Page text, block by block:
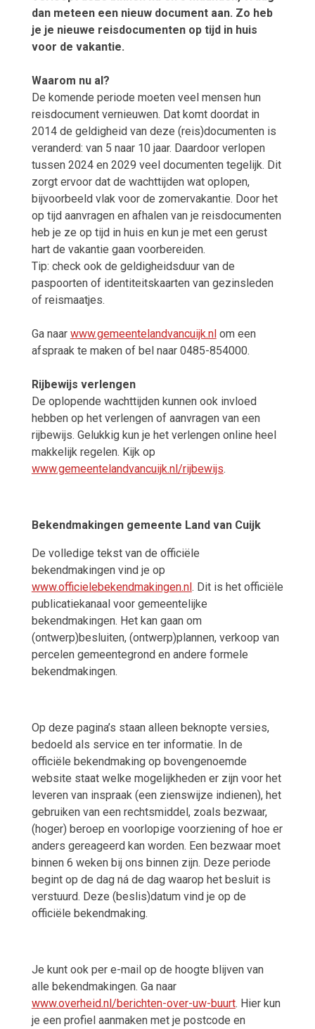
dan meteen een nieuw document aan. Zo heb
je je nieuwe reisdocumenten op tijd in huis
voor de vakantie.
Waarom nu al?
De komende periode moeten veel mensen hun
reisdocument vernieuwen. Dat komt doordat in
2014 de geldigheid van deze (reis)documenten is
veranderd: van 5 naar 10 jaar. Daardoor verlopen
tussen 2024 en 2029 veel documenten tegelijk. Dit
zorgt ervoor dat de wachttijden wat oplopen,
bijvoorbeeld vlak voor de zomervakantie. Door het
op tijd aanvragen en afhalen van je reisdocumenten
heb je ze op tijd in huis en kun je met een gerust
hart de vakantie gaan voorbereiden.
Tip: check ook de geldigheidsduur van de
paspoorten of identiteitskaarten van gezinsleden
of reismaatjes.
Ga naar www.gemeentelandvancuijk.nlom een
afspraak te maken of bel naar 0485-854000.
Rijbewijs verlengen
De oplopende wachttijden kunnen ook invloed
hebben op het verlengen of aanvragen van een
rijbewijs. Gelukkig kun je het verlengen online heel
makkelijk regelen. Kijk op
www.gemeentelandvancuijk.nl/rijbewijs.
Bekendmakingen gemeente Land van Cuijk
De volledige tekst van de officiële
bekendmakingen vind je op
www.officielebekendmakingen.nl. Dit is het officiële
publicatiekanaal voor gemeentelijke
bekendmakingen. Het kan gaan om
(ontwerp)besluiten, (ontwerp)plannen, verkoop van
percelen gemeentegrond en andere formele
bekendmakingen.
Op deze pagina’s staan alleen beknopte versies,
bedoeld als service en ter informatie. In de
officiële bekendmaking op bovengenoemde
website staat welke mogelijkheden er zijn voor het
leveren van inspraak (een zienswijze indienen), het
gebruiken van een rechtsmiddel, zoals bezwaar,
(hoger) beroep en voorlopige voorziening of hoe er
anders gereageerd kan worden. Een bezwaar moet
binnen 6 weken bij ons binnen zijn. Deze periode
begint op de dag ná de dag waarop het besluit is
verstuurd. Deze (beslis)datum vind je op de
officiële bekendmaking.
Je kunt ook per e-mail op de hoogte blijven van
alle bekendmakingen. Ga naar
www.overheid.nl/berichten-over-uw-buurt. Hier kun
je een profiel aanmaken met je postcode en